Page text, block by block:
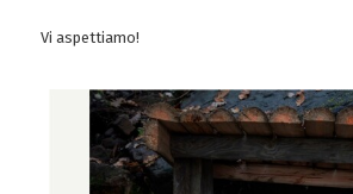
Vi aspettiamo!